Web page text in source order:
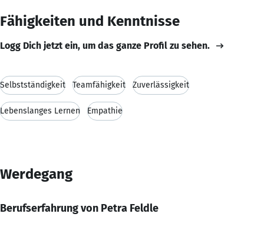
Fähigkeiten und Kenntnisse
Logg Dich jetzt ein, um das ganze Profil zu sehen.
Selbstständigkeit Teamfähigkeit Zuverlässigkeit
Lebenslanges Lernen Empathie
Werdegang
Berufserfahrung von Petra Feldle